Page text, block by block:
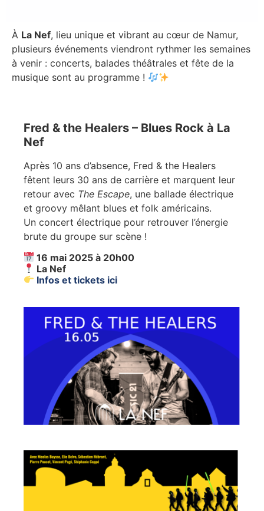
À La Nef, lieu unique et vibrant au cœur de Namur,
plusieurs événements viendront rythmer les semaines
à venir : concerts, balades théâtrales et fête de la
musique sont au programme !
Fred & the Healers – Blues Rock à La
Nef
Après 10 ans d’absence, Fred & the Healers
fêtent leurs 30 ans de carrière et marquent leur
retour avec The Escape, une ballade électrique
et groovy mêlant blues et folk américains.
Un concert électrique pour retrouver l’énergie
brute du groupe sur scène !
16 mai 2025 à 20h00
La Nef
Infos et tickets ici